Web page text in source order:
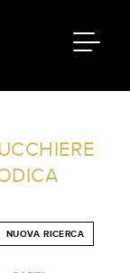
NUOVA RICERCA